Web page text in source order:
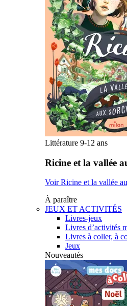
Littérature 9-12 ans
Ricine et la vallée
Voir Ricine et la vallée
À paraître
JEUX ET ACTIVITÉS
Livres-jeux
Livres d’activités
Livres à coller, à
Jeux
Nouveautés